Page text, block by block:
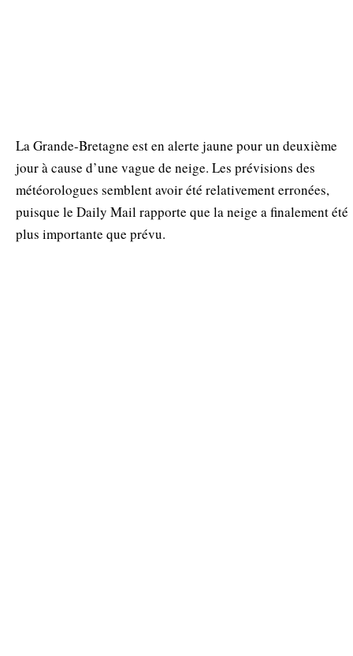
La Grande-Bretagne est en alerte jaune pour un deuxième
jour à cause d’une vague de neige. Les prévisions des
météorologues semblent avoir été relativement erronées,
puisque le Daily Mail rapporte que la neige a finalement été
plus importante que prévu.